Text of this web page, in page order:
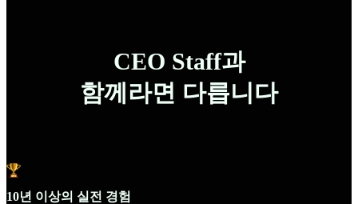
CEO Staff과
함께라면 다릅니다
10년 이상의 실전 경험